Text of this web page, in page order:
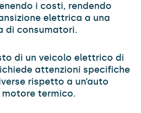
i costi, rendendo
elettrica a una
di consumatori.
di un veicolo elettrico di
attenzioni specifiche
rispetto a un’auto
termico.